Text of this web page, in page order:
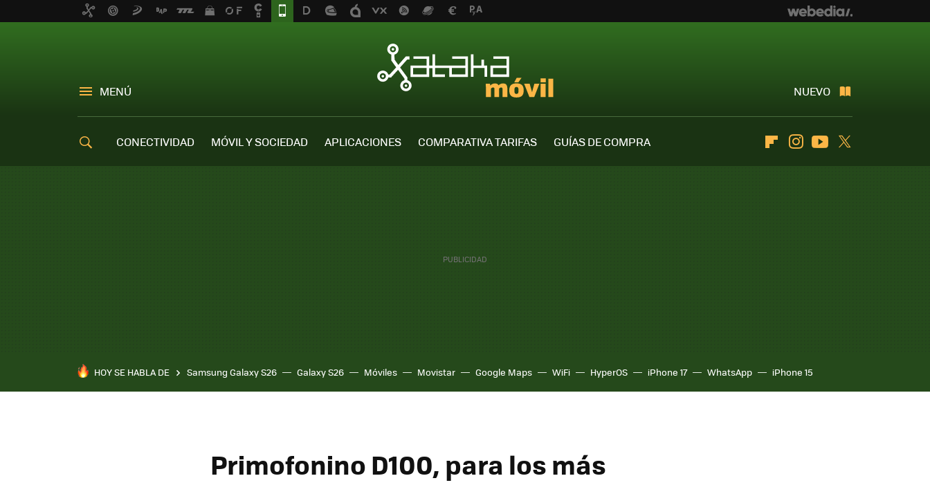
MENÚ NUEVO
CONECTIVIDAD MÓVIL Y SOCIEDAD APLICACIONES COMPARATIVA TARIFAS
GUÍAS DE COMPRA
FlipboardInstagramYoutube
HOY SE HABLA DE Samsung Galaxy S26 Galaxy S26 Móviles Movistar Google Maps WiFi HyperOS iPhone 17 WhatsApp iPhone 15
Primofonino D100, para los más